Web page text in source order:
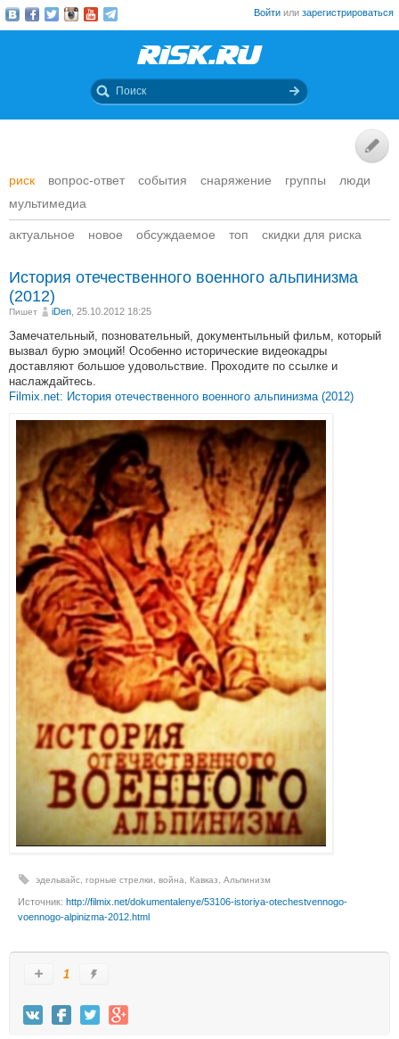
Войти или зарегистрироваться
риск вопрос-ответ события снаряжение группы
люди
мультимедиа
актуальное новое обсуждаемое топ скидки для риска
История отечественного военного альпинизма
(2012)
Пишет iDen , 25.10.2012 18:25
Замечательный, позновательный, документыльный фильм, который
вызвал бурю эмоций! Особенно исторические видеокадры
доставляют большое удовольствие. Проходите по ссылке и
наслаждайтесь.
Filmix.net: История отечественного военного альпинизма (2012)
эдельвайс горные стрелки война Кавказ Альпинизм
Источник: http://filmix.net/dokumentalenye/53106-istoriya-otechestvennogo-
voennogo-alpinizma-2012.html
1